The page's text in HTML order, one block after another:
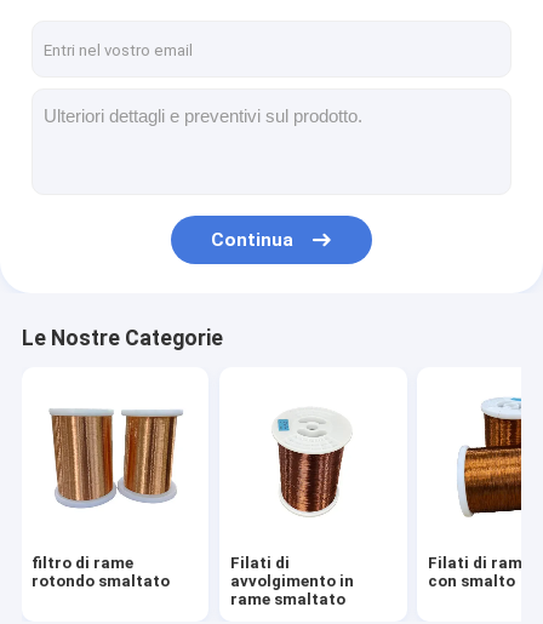
Filati di avvolgimento in rame smaltato
Filati ricoperti di seta
Continua
Le Nostre Categorie
filtro di rame
rotondo smaltato
Filati di
avvolgimento in
rame smaltato
Filati di rame
con smalto